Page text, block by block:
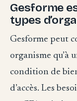
Gesforme
types
Gesforme peut
organisme qu’à
condition de
d’accès. Les